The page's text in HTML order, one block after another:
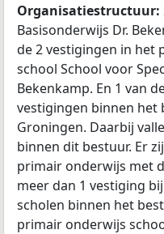
Organisatiestructuur:
Basisonderwijs Dr.
de 2 vestigingen in het
school School voor
Bekenkamp. En 1 van
vestigingen binnen het
Groningen. Daarbij
binnen dit bestuur. Er
primair onderwijs met
meer dan 1 vestiging
scholen binnen het
primair onderwijs